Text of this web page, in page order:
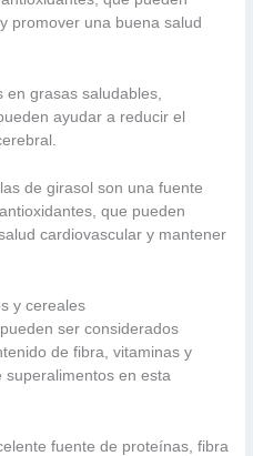
promover una buena salud
grasas saludables,
ayudar a reducir el
de girasol son una fuente
que pueden
cardiovascular y mantener
y cereales
ser considerados
de fibra, vitaminas y
superalimentos en esta
fuente de proteínas, fibra